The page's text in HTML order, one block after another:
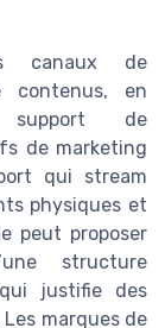
canaux de
contenus, en
support de
de marketing
qui stream
physiques et
peut proposer
structure
justifie des
marques de